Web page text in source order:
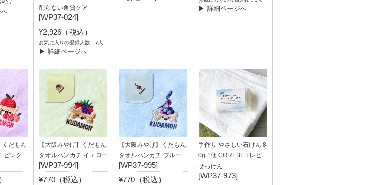
削らない角質ケア
[WP37-024]
¥2,926（税込）
お気に入りの登録人数：7人
▶ 詳細ページへ
▶ 詳細ページへ
くだもん
ピンク
【大阪みやげ】くだもん
タオルハンカチ イエロー
[WP37-994]
¥770（税込）
【大阪みやげ】くだもん
タオルハンカチ ブルー
[WP37-995]
¥770（税込）
手作り やさしい石けん 8
0g 1個 COREBI コレビ
せっけん
[WP37-973]